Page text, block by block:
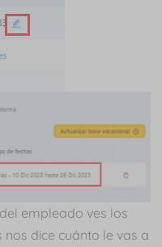
del empleado ves los
nos dice cuánto le vas a